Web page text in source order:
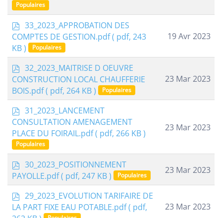
Populaires
p
d
f
33_2023_APPROBATION DES
COMPTES DE GESTION.pdf( pdf, 243
KB )
Populaires
19 Avr 2023
p
d
f
32_2023_MAITRISE D OEUVRE
CONSTRUCTION LOCAL CHAUFFERIE
BOIS.pdf( pdf, 264 KB ) Populaires
23 Mar 2023
p
d
f
31_2023_LANCEMENT
CONSULTATION AMENAGEMENT
PLACE DU FOIRAIL.pdf( pdf, 266 KB )
Populaires
23 Mar 2023
p
d
f
30_2023_POSITIONNEMENT
PAYOLLE.pdf( pdf, 247 KB ) Populaires 23 Mar 2023
p
d
f
29_2023_EVOLUTION TARIFAIRE DE
LA PART FIXE EAU POTABLE.pdf( pdf,
23 Mar 2023